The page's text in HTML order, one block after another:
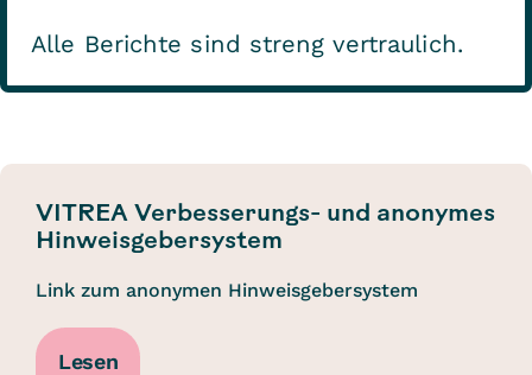
Alle Berichte sind streng vertraulich.
VITREA Verbesserungs- und anonymes
Hinweisgebersystem
Link zum anonymen Hinweisgebersystem
Lesen